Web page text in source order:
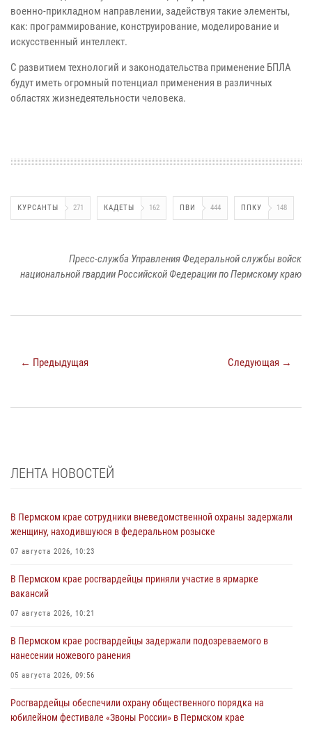
военно-прикладном направлении, задействуя такие элементы,
как: программирование, конструирование, моделирование и
искусственный интеллект.
С развитием технологий и законодательства применение БПЛА
будут иметь огромный потенциал применения в различных
областях жизнедеятельности человека.
КУРСАНТЫ 271 КАДЕТЫ 162 ПВИ 444 ППКУ 148
Пресс-служба Управления Федеральной службы войск
национальной гвардии Российской Федерации по Пермскому краю
← Предыдущая Следующая →
ЛЕНТА НОВОСТЕЙ
В Пермском крае сотрудники вневедомственной охраны задержали
женщину, находившуюся в федеральном розыске
07 августа 2026, 10:23
В Пермском крае росгвардейцы приняли участие в ярмарке
вакансий
07 августа 2026, 10:21
В Пермском крае росгвардейцы задержали подозреваемого в
нанесении ножевого ранения
05 августа 2026, 09:56
Росгвардейцы обеспечили охрану общественного порядка на
юбилейном фестивале «Звоны России» в Пермском крае